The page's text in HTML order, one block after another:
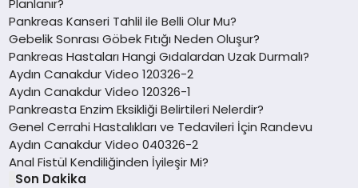
Planlanır?
Pankreas Kanseri Tahlil ile Belli Olur Mu?
Gebelik Sonrası Göbek Fıtığı Neden Oluşur?
Pankreas Hastaları Hangi Gıdalardan Uzak Durmalı?
Aydın Canakdur Video 120326-2
Aydın Canakdur Video 120326-1
Pankreasta Enzim Eksikliği Belirtileri Nelerdir?
Genel Cerrahi Hastalıkları ve Tedavileri İçin Randevu
Aydın Canakdur Video 040326-2
Anal Fistül Kendiliğinden İyileşir Mi?
Son Dakika